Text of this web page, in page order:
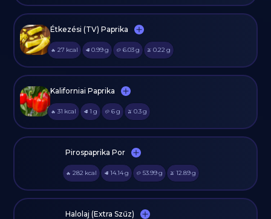
Étkezési (TV) Paprika
🔥 27 kcal 🥩 0.99g 🥔 6.03g 🫒 0.22 g
Kaliforniai Paprika
🔥 31 kcal 🥩 1 g 🥔 6g 🫒 0.3g
Pirospaprika Por
🔥 282 kcal 🥩 14.14g 🥔 53.99g 🫒 12.89g
Halolaj (Extra Szűz)